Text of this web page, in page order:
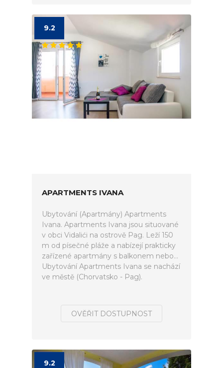
9.2
APARTMENTS IVANA
Ubytování (Apartmány) Apartments
Ivana. Apartments Ivana jsou situované
v obci Vidalići na ostrově Pag. Leží 150
m od písečné pláže a nabízejí prakticky
zařízené apartmány s balkonem nebo...
Ubytování Apartments Ivana se nachází
ve městě (Chorvatsko - Pag).
OVĚŘIT DOSTUPNOST
9.2